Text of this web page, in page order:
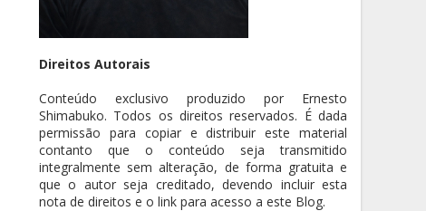
Direitos Autorais
Conteúdo exclusivo produzido por Ernesto
Shimabuko. Todos os direitos reservados. É dada
permissão para copiar e distribuir este material
contanto que o conteúdo seja transmitido
integralmente sem alteração, de forma gratuita e
que o autor seja creditado, devendo incluir esta
nota de direitos e o link para acesso a este Blog.